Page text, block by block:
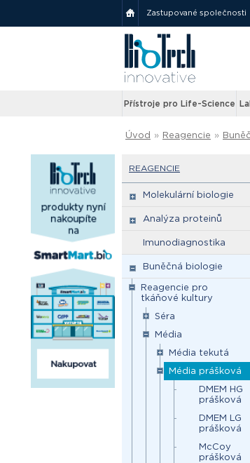
Zastupované společnosti
Přístroje pro Life-Science
Úvod » Reagencie »
REAGENCIE
Molekulární biologie
Analýza proteinů
Imunodiagnostika
Buněčná biologie
Reagencie pro
tkáňové kultury
Séra
Média
Média tekutá
Média prášková
DMEM HG
prášková
DMEM LG
prášková
McCoy
prášková